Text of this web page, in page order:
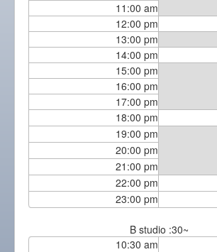
11:00 am
12:00 pm
13:00 pm
14:00 pm
15:00 pm
16:00 pm
17:00 pm
18:00 pm
19:00 pm
20:00 pm
21:00 pm
22:00 pm
23:00 pm
B studio :30~
10:30 am